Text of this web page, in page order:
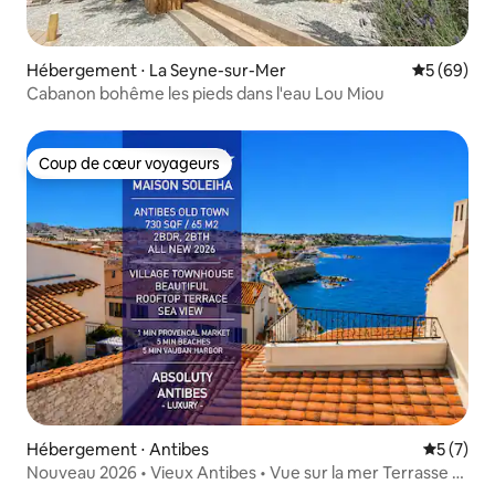
Hébergement ⋅ La Seyne-sur-Mer
5 (69)
Cabanon bohême les pieds dans l'eau Lou Miou
Coup de cœur voyageurs
Coup de cœur voyageurs
Hébergement ⋅ Antibes
5 (7)
Nouveau 2026 • Vieux Antibes • Vue sur la mer Terrasse 2